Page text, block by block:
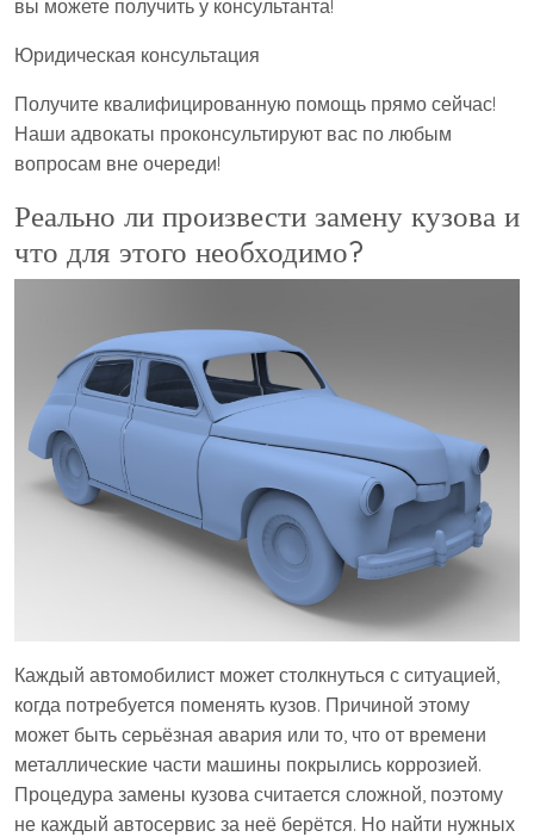
вы можете получить у консультанта!
Юридическая консультация
Получите квалифицированную помощь прямо сейчас!
Наши адвокаты проконсультируют вас по любым
вопросам вне очереди!
Реально ли произвести замену кузова и
что для этого необходимо?
Каждый автомобилист может столкнуться с ситуацией,
когда потребуется поменять кузов. Причиной этому
может быть серьёзная авария или то, что от времени
металлические части машины покрылись коррозией.
Процедура замены кузова считается сложной, поэтому
не каждый автосервис за неё берётся. Но найти нужных